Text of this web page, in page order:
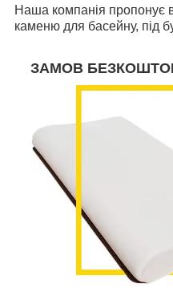
Наша компанія пропонує
каменю для басейну, під
ЗАМОВ